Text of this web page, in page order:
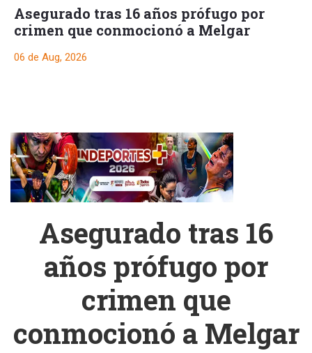
Asegurado tras 16 años prófugo por
crimen que conmocionó a Melgar
06 de Aug, 2026
Asegurado tras 16
años prófugo por
crimen que
conmocionó a Melgar